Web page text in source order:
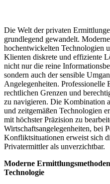
Die Welt der privaten
grundlegend gewandelt.
hochentwickelten Technologien
Klienten diskrete und effiziente
nicht nur die reine
sondern auch der sensible
Angelegenheiten. Professionelle
rechtlichen Grenzen und
zu navigieren. Die Kombination
und zeitgemäßen Technologien
mit höchster Präzision zu
Wirtschaftsangelegenheiten, bei
Konfliktsituationen erweist sich
Privatermittler als unverzichtbar.
Moderne
Technologie